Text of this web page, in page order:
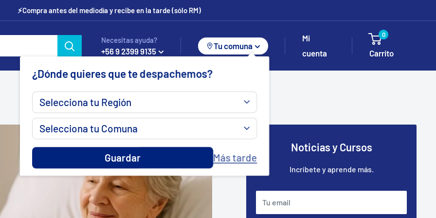
⚡Compra antes del mediodía y recibe en la tarde (sólo RM)
Necesitas ayuda?
+56 9 2399 9135
Tu comuna
¿Dónde quieres que te despachemos?
Guardar Más tarde
Mi
cuenta
0
Carrito
Noticias y Cursos
Incríbete y aprende más.
Tu email